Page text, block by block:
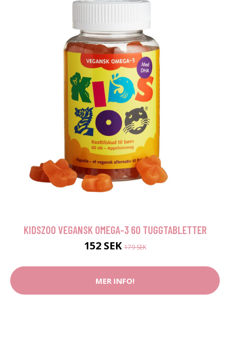
KIDSZOO VEGANSK OMEGA-3 60 TUGGTABLETTER
152 SEK179 SEK
MER INFO!